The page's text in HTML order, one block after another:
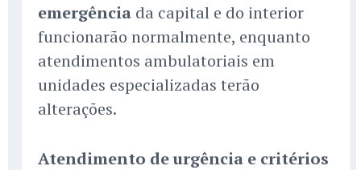
emergência da capital e do interior
funcionarão normalmente, enquanto
atendimentos ambulatoriais em
unidades especializadas terão
alterações.
Atendimento de urgência e critérios